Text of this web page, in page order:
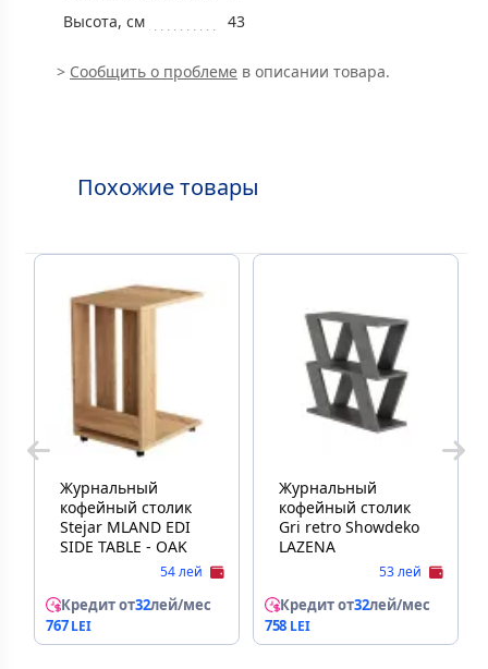
Высота, см
43
> Сообщить о проблеме в описании товара.
Похожие товары
Журнальный
кофейный столик
Stejar MLAND EDI
SIDE TABLE - OAK
54 лей
Кредит от32лей/мес
767
Журнальный
кофейный столик
Gri retro Showdeko
LAZENA
53 лей
Кредит от32лей/мес
758